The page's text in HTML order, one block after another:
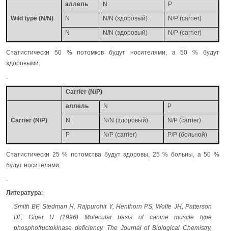
Wild type (N/N)
аллель N
P
N
N/N (здоровый)
N/P (carrier)
N
N/N (здоровый) N/P (carrier)
Статистически 50 % потомков будут носителями, а 50 % будут
здоровыми.
.
Carrier (N/P)
Carrier (N/P)
аллель N
P
N
N/N (здоровый)
N/P (carrier)
P
N/P (carrier) P/P (больной)
Статистически 25 % потомства будут здоровы, 25 % больны, а 50 %
будут носителями.
.
Литература:
Smith BF, Stedman H, Rajpurohit Y, Henthorn PS, Wolfe JH, Patterson
DF, Giger U (1996) Molecular basis of canine muscle type
phosphofructokinase deficiency. The Journal of Biological Chemistry,